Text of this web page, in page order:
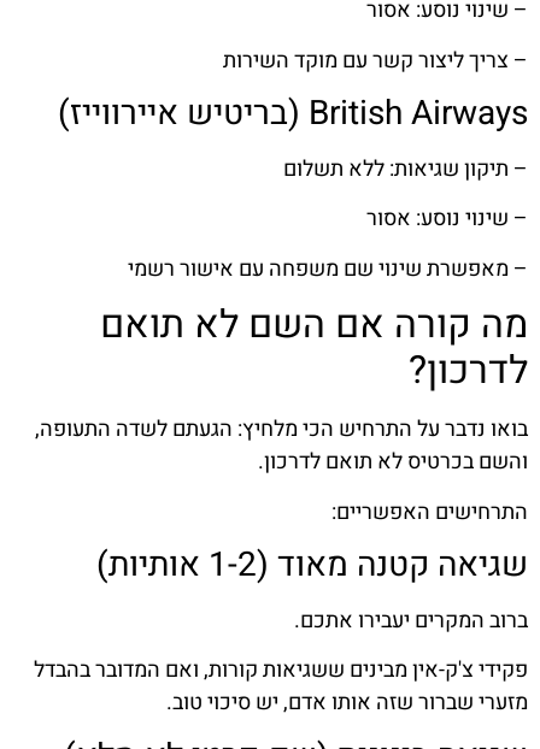
– שינוי נוסע: אסור
– צריך ליצור קשר עם מוקד השירות
British Airways (בריטיש איירווייז)
– תיקון שגיאות: ללא תשלום
– שינוי נוסע: אסור
– מאפשרת שינוי שם משפחה עם אישור רשמי
מה קורה אם השם לא תואם
לדרכון?
בואו נדבר על התרחיש הכי מלחיץ: הגעתם לשדה התעופה,
והשם בכרטיס לא תואם לדרכון.
התרחישים האפשריים:
שגיאה קטנה מאוד (1-2 אותיות)
ברוב המקרים יעבירו אתכם.
פקידי צ'ק-אין מבינים ששגיאות קורות, ואם המדובר בהבדל
מזערי שברור שזה אותו אדם, יש סיכוי טוב.